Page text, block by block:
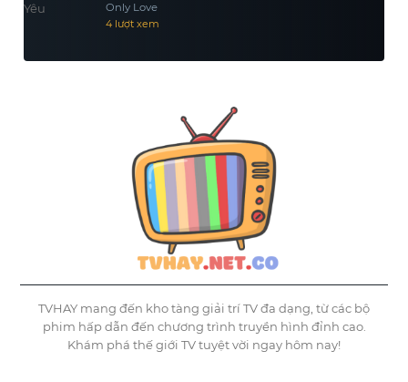
Only Love
4 lượt xem
TVHAY mang đến kho tàng giải trí TV đa dạng, từ các bộ
phim hấp dẫn đến chương trình truyền hình đỉnh cao.
Khám phá thế giới TV tuyệt vời ngay hôm nay!